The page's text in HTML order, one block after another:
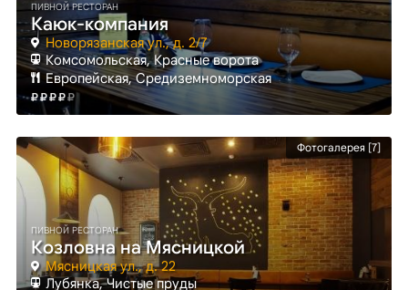
ПИВНОЙ РЕСТОРАН
Каюк-компания
Новорязанская ул., д. 2/7
Комсомольская, Красные ворота
Европейская, Средиземноморская
Фотогалерея [7]
ПИВНОЙ РЕСТОРАН
Козловна на Мясницкой
Мясницкая ул., д. 22
Лубянка, Чистые пруды